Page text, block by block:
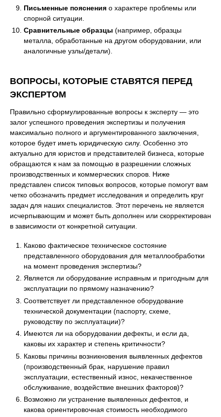
Письменные пояснения о характере проблемы или
спорной ситуации.
Сравнительные образцы (например, образцы
металла, обработанные на другом оборудовании, или
аналогичные узлы/детали).
ВОПРОСЫ, КОТОРЫЕ СТАВЯТСЯ ПЕРЕД
ЭКСПЕРТОМ
Правильно сформулированные вопросы к эксперту — это
залог успешного проведения экспертизы и получения
максимально полного и аргументированного заключения,
которое будет иметь юридическую силу. Особенно это
актуально для юристов и представителей бизнеса, которые
обращаются к нам за помощью в разрешении сложных
производственных и коммерческих споров. Ниже
представлен список типовых вопросов, которые помогут вам
четко обозначить предмет исследования и определить круг
задач для наших специалистов. Этот перечень не является
исчерпывающим и может быть дополнен или скорректирован
в зависимости от конкретной ситуации.
Каково фактическое техническое состояние
представленного оборудования для металлообработки
на момент проведения экспертизы?
Является ли оборудование исправным и пригодным для
эксплуатации по прямому назначению?
Соответствует ли представленное оборудование
технической документации (паспорту, схеме,
руководству по эксплуатации)?
Имеются ли на оборудовании дефекты, и если да,
каковы их характер и степень критичности?
Каковы причины возникновения выявленных дефектов
(производственный брак, нарушение правил
эксплуатации, естественный износ, некачественное
обслуживание, воздействие внешних факторов)?
Возможно ли устранение выявленных дефектов, и
какова ориентировочная стоимость необходимого